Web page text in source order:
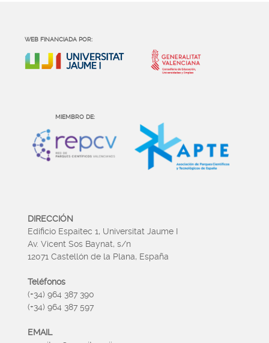
WEB FINANCIADA POR:
MIEMBRO DE:
DIRECCIÓN
Edificio Espaitec 1, Universitat Jaume I
Av. Vicent Sos Baynat, s/n
12071 Castellón de la Plana, España
Teléfonos
(+34) 964 387 390
(+34) 964 387 597
EMAIL